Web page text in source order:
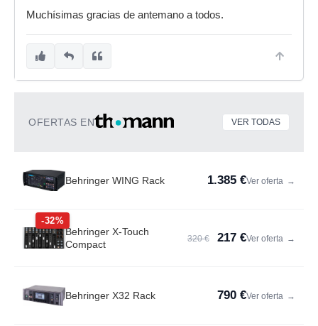
Muchísimas gracias de antemano a todos.
OFERTAS EN VER TODAS
Behringer WING Rack 1.385 €Ver oferta →
-32%
Behringer X-Touch
Compact
320 € 217 €Ver oferta →
Behringer X32 Rack 790 €Ver oferta →